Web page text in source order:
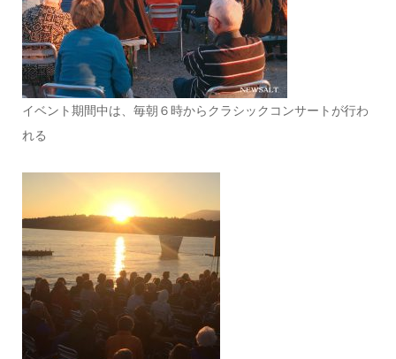
イベント期間中は、毎朝６時からクラシックコンサートが行わ
れる